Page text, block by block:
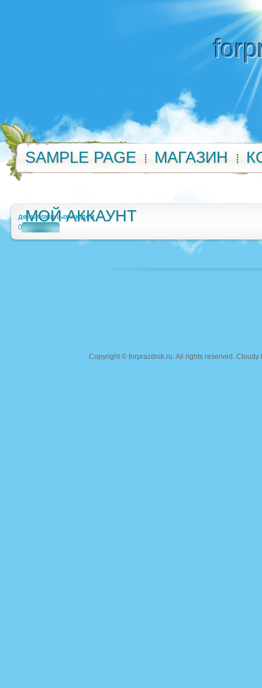
SAMPLE PAGE МАГАЗИН
МОЙ АККАУНТ
день пожилых людей
0
Copyright © forprazdnik.ru. All rights reserved.